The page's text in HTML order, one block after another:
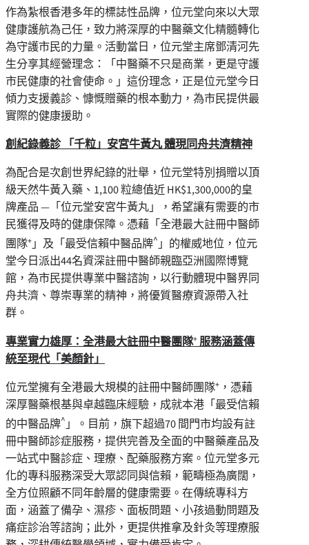
作為紮根香港多年的標誌性品牌，位元堂向來以大眾
健康護航為己任，致力將深厚的中醫藥文化精髓轉化
為守護市民的力量。活動當日，位元堂主席鄧清河先
生分享其經營理念：「中醫藥不只是商業，更是守護
市民健康的社會使命。」這份理念，正是位元堂今日
傾力支援義診、慷慨贈藥的根本動力，為市民提供最
實際的健康援助。
創紀錄義診 「千粒」安宮牛黃丸 體現同舟共濟精神
為配合是次創世界紀錄的壯舉，位元堂特別捐贈以頂
級天然牛黃入藥、1,100 粒總值近 HK$1,300,000的皇
牌產品 —「位元堂安宮牛黃丸」，希望讓有需要的市
民獲得及時的健康保障。憑藉「全港最大註冊中醫師
團隊⁺」及「最受信賴中醫品牌^ 」的權威地位，位元
堂今日派出44名資深註冊中醫師親臨亞洲國際博覽
館，為市民提供專業中醫諮詢，以行動體現中醫界同
舟共濟、尊崇專業的精神，將優質醫療資源帶入社
群。
專業實力雄厚：全港最大註冊中醫團隊⁺服務涵蓋傳
統至現代「美顏針」
位元堂擁有全港最大規模的註冊中醫師團隊⁺，憑藉
深厚醫藥根基與卓越臨床經驗，成就本港「最受信賴
的中醫品牌^ 」。目前，旗下超過70 間門市均設有註
冊中醫師診症服務，提供完善及全面的中醫藥產品及
一站式中醫診症、理療、配藥服務方案。位元堂多元
化的專科服務深受大眾認同與信賴，範疇極為廣闊，
全方位照顧不同年齡層的健康需要。在傳統專科方
面，涵蓋了備孕、濕疹、面板問題、小孩過動問題及
痛症診治等諮詢；此外，更提供推拿及針灸等理療服